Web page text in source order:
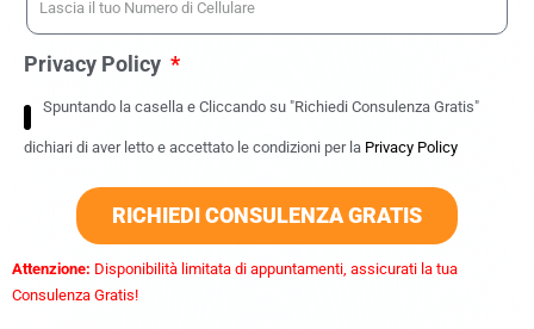
Privacy Policy
Spuntando la casella e Cliccando su "Richiedi Consulenza Gratis"
dichiari di aver letto e accettato le condizioni per la Privacy Policy
RICHIEDI CONSULENZA GRATIS
Attenzione: Disponibilità limitata di appuntamenti, assicurati la tua
Consulenza Gratis!